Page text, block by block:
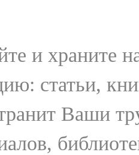
и храните
статьи,
Ваши